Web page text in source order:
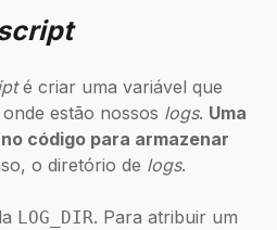
é criar uma variável que
estão nossos logs. Uma
código para armazenar
o diretório de logs.
LOG_DIR. Para atribuir um